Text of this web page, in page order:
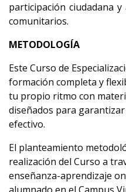
participación ciudadana
comunitarios.
METODOLOGÍA
Este Curso de
formación completa y
tu propio ritmo con
diseñados para
efectivo.
El planteamiento
realización del Curso a
enseñanza-aprendizaje